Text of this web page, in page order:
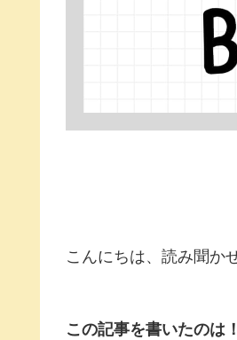
こんにちは、読み聞か
この記事を書いたのは！